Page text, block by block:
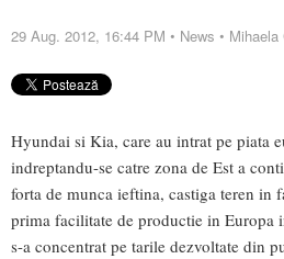
29 Aug. 2012, 16:44 PM • News • Mihaela
Hyundai si Kia, care au intrat pe piata
indreptandu-se catre zona de Est a
forta de munca ieftina, castiga teren in
prima facilitate de productie in Europa
s-a concentrat pe tarile dezvoltate din